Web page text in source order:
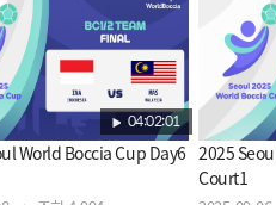
04:02:01
World Boccia Cup Day6 2025
Court1